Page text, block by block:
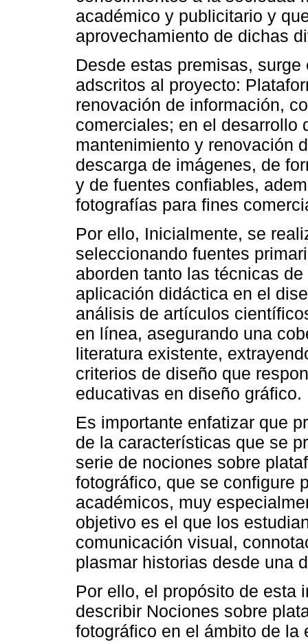
académico y publicitario y
aprovechamiento de dichas
Desde estas premisas,
adscritos al proyecto:
renovación de información,
comerciales; en el desarrollo
mantenimiento y renovación
descarga de imágenes, de
y de fuentes confiables,
fotografías para fines
Por ello, Inicialmente, se
seleccionando fuentes
aborden tanto las técnicas
aplicación didáctica en el
análisis de artículos
en línea, asegurando una
literatura existente,
criterios de diseño que
educativas en diseño gráfico.
Es importante enfatizar que
de la características que se
serie de nociones sobre
fotográfico, que se configure
académicos, muy
objetivo es el que los
comunicación visual,
plasmar historias desde una
Por ello, el propósito de esta
describir Nociones sobre
fotográfico en el ámbito de